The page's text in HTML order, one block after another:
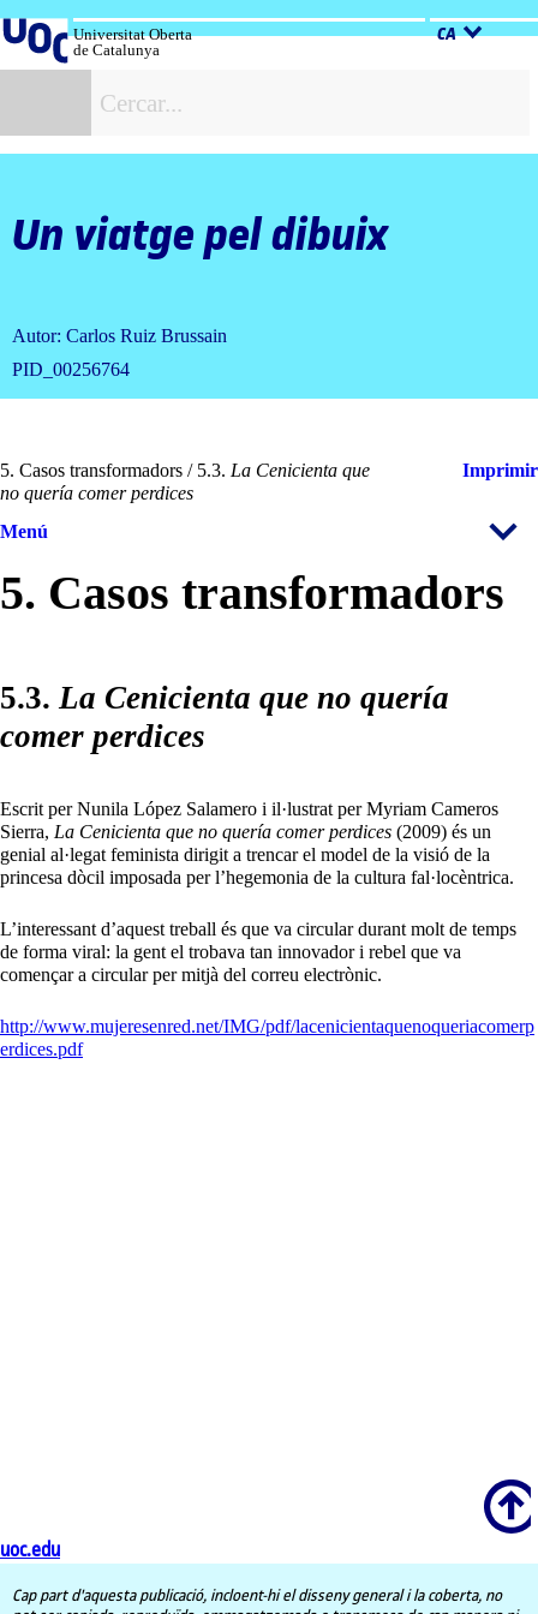
al
contingut
Universitat Oberta
de Catalunya
CA
Un viatge pel dibuix
Autor: Carlos Ruiz Brussain
PID_00256764
5. Casos transformadors / 5.3. La Cenicienta que
no quería comer perdices
Imprimir
Menú
5. Casos transformadors
5.3. La Cenicienta que no quería
comer perdices
Escrit per Nunila López Salamero i il·lustrat per Myriam Cameros
Sierra, La Cenicienta que no quería comer perdices (2009) és un
genial al·legat feminista dirigit a trencar el model de la visió de la
princesa dòcil imposada per l’hegemonia de la cultura fal·locèntrica.
L’interessant d’aquest treball és que va circular durant molt de temps
de forma viral: la gent el trobava tan innovador i rebel que va
començar a circular per mitjà del correu electrònic.
http://www.mujeresenred.net/IMG/pdf/lacenicientaquenoqueriacomerp
erdices.pdf
Scroll
uoc.edu
Cap part d'aquesta publicació, incloent-hi el disseny general i la coberta, no